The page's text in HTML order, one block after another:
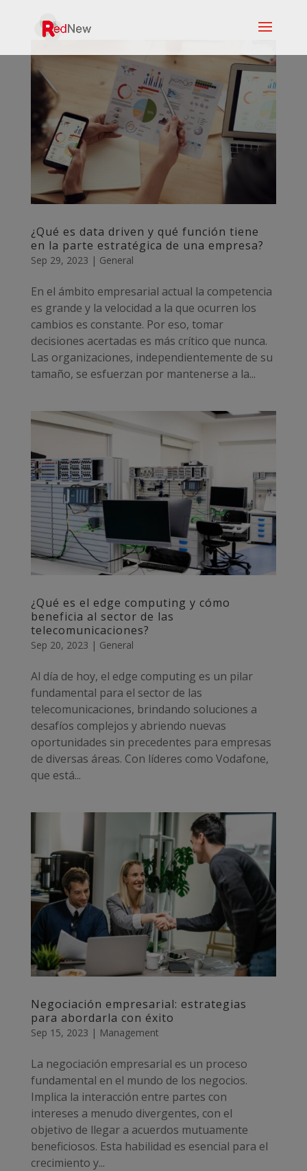
¿Qué es data driven y qué función tiene
en la parte estratégica de una empresa?
Sep 29, 2023 | General
En el ámbito empresarial actual la competencia
es grande y la velocidad a la que ocurren los
cambios es constante. Por eso, tomar
decisiones acertadas es más crítico que nunca.
Las organizaciones, independientemente de su
tamaño, se esfuerzan por mantenerse a la...
¿Qué es el edge computing y cómo
beneficia al sector de las
telecomunicaciones?
Sep 20, 2023 | General
Al día de hoy, el edge computing es un pilar
fundamental para el sector de las
telecomunicaciones, brindando soluciones a
desafíos complejos y abriendo nuevas
oportunidades sin precedentes para empresas
de diversas áreas. Con líderes como Vodafone,
que está...
Negociación empresarial: estrategias
para abordarla con éxito
Sep 15, 2023 | Management
La negociación empresarial es un proceso
fundamental en el mundo de los negocios.
Implica la interacción entre partes con
intereses a menudo divergentes, con el
objetivo de llegar a acuerdos mutuamente
beneficiosos. Esta habilidad es esencial para el
crecimiento y...